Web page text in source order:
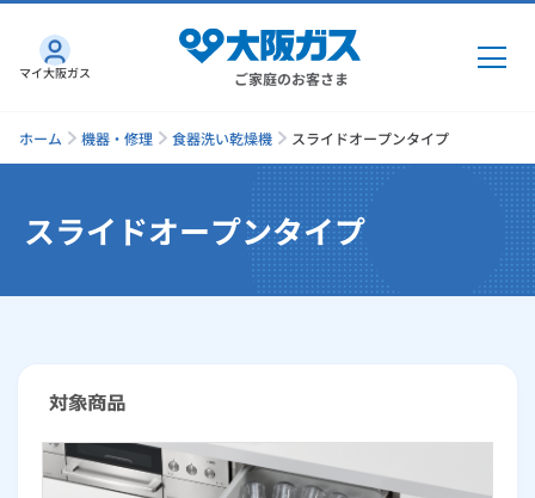
ご家庭のお客さま
ガス・電気
ガス
さすガねっとのメリット
機器・修理
機器・修理 トップ
くらしのサービス
マイ大阪ガス
ホーム 機器・修理 食器洗い乾燥機 スライドオープンタイプ
スライドオープンタイプ